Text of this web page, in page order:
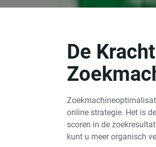
De
online strategie. Het is
scoren in de
kunt u meer organisch